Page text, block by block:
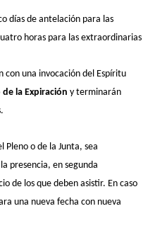
días de antelación para las
horas para las extraordinarias
con una invocación del Espíritu
la Expiración y terminarán
Pleno o de la Junta, sea
presencia, en segunda
de los que deben asistir. En caso
una nueva fecha con nueva